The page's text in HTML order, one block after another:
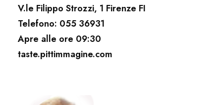
V.le Filippo Strozzi, 1 Firenze FI
Telefono: 055 36931
Apre alle ore 09:30
taste.pittimmagine.com